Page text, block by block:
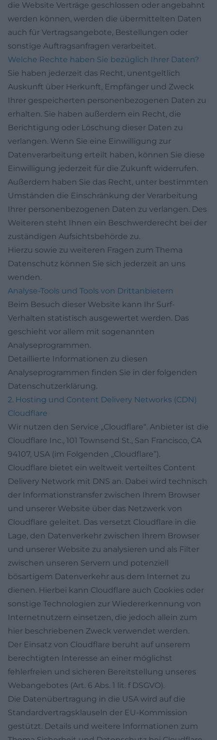
die Website Verträge geschlossen oder angebahnt
werden können, werden die übermittelten Daten
auch für Vertragsangebote, Bestellungen oder
sonstige Auftragsanfragen verarbeitet.
Welche Rechte haben Sie bezüglich Ihrer Daten?
Sie haben jederzeit das Recht, unentgeltlich
Auskunft über Herkunft, Empfänger und Zweck
Ihrer gespeicherten personenbezogenen Daten zu
erhalten. Sie haben außerdem ein Recht, die
Berichtigung oder Löschung dieser Daten zu
verlangen. Wenn Sie eine Einwilligung zur
Datenverarbeitung erteilt haben, können Sie diese
Einwilligung jederzeit für die Zukunft widerrufen.
Außerdem haben Sie das Recht, unter bestimmten
Umständen die Einschränkung der Verarbeitung
Ihrer personenbezogenen Daten zu verlangen. Des
Weiteren steht Ihnen ein Beschwerderecht bei der
zuständigen Aufsichtsbehörde zu.
Hierzu sowie zu weiteren Fragen zum Thema
Datenschutz können Sie sich jederzeit an uns
wenden.
Analyse-Tools und Tools von Dritt­anbietern
Beim Besuch dieser Website kann Ihr Surf-
Verhalten statistisch ausgewertet werden. Das
geschieht vor allem mit sogenannten
Analyseprogrammen.
Detaillierte Informationen zu diesen
Analyseprogrammen finden Sie in der folgenden
Datenschutzerklärung.
2. Hosting und Content Delivery Networks (CDN)
Cloudflare
Wir nutzen den Service „Cloudflare“. Anbieter ist die
Cloudflare Inc., 101 Townsend St., San Francisco, CA
94107, USA (im Folgenden „Cloudflare”).
Cloudflare bietet ein weltweit verteiltes Content
Delivery Network mit DNS an. Dabei wird technisch
der Informationstransfer zwischen Ihrem Browser
und unserer Website über das Netzwerk von
Cloudflare geleitet. Das versetzt Cloudflare in die
Lage, den Datenverkehr zwischen Ihrem Browser
und unserer Website zu analysieren und als Filter
zwischen unseren Servern und potenziell
bösartigem Datenverkehr aus dem Internet zu
dienen. Hierbei kann Cloudflare auch Cookies oder
sonstige Technologien zur Wiedererkennung von
Internetnutzern einsetzen, die jedoch allein zum
hier beschriebenen Zweck verwendet werden.
Der Einsatz von Cloudflare beruht auf unserem
berechtigten Interesse an einer möglichst
fehlerfreien und sicheren Bereitstellung unseres
Webangebotes (Art. 6 Abs. 1 lit. f DSGVO).
Die Datenübertragung in die USA wird auf die
Standardvertragsklauseln der EU-Kommission
gestützt. Details und weitere Informationen zum